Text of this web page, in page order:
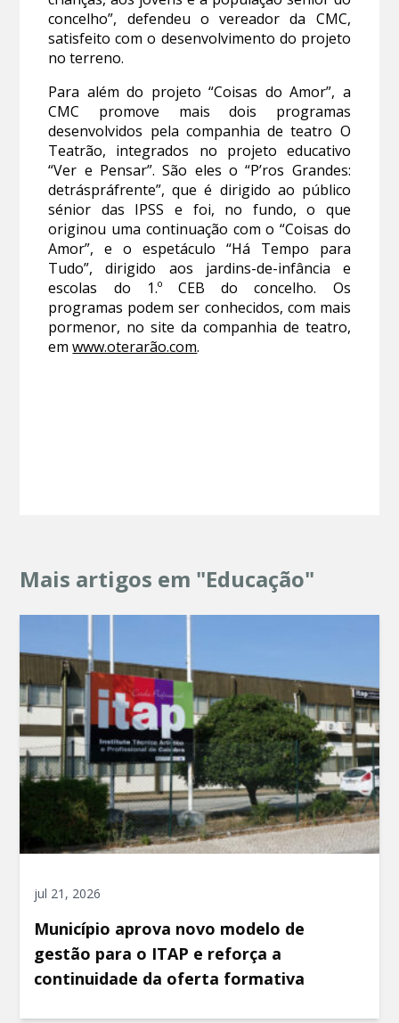
concelho”, defendeu o vereador da CMC,
satisfeito com o desenvolvimento do projeto
no terreno.
Para além do projeto “Coisas do Amor”, a
CMC promove mais dois programas
desenvolvidos pela companhia de teatro O
Teatrão, integrados no projeto educativo
“Ver e Pensar”. São eles o “P’ros Grandes:
detráspráfrente”, que é dirigido ao público
sénior das IPSS e foi, no fundo, o que
originou uma continuação com o “Coisas do
Amor”, e o espetáculo “Há Tempo para
Tudo”, dirigido aos jardins-de-infância e
escolas do 1.º CEB do concelho. Os
programas podem ser conhecidos, com mais
pormenor, no site da companhia de teatro,
emwww.oterarão.com.
Mais artigos em "Educação"
jul 21, 2026
Município aprova novo modelo de
gestão para o ITAP e reforça a
continuidade da oferta formativa